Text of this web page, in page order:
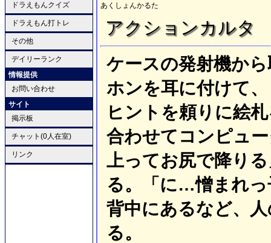
ドラえもんクイズ
ドラえもん打トレ
その他
デイリーランク
情報提供
お問い合わせ
サイト
掲示板
チャット(0人在室)
リンク
あくしょんかるた
アクションカルタ
ケースの発射機か
ホンを耳に付けて
ヒントを頼りに絵
合わせてコンピュ
上ってお尻で降り
る。「に…憎まれ
背中にあるなど、
る。